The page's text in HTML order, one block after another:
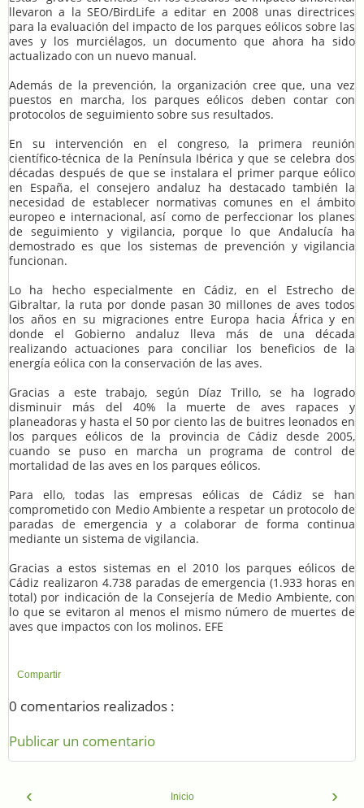
llevaron a la SEO/BirdLife a editar en 2008 unas directrices
para la evaluación del impacto de los parques eólicos sobre las
aves y los murciélagos, un documento que ahora ha sido
actualizado con un nuevo manual.
Además de la prevención, la organización cree que, una vez
puestos en marcha, los parques eólicos deben contar con
protocolos de seguimiento sobre sus resultados.
En su intervención en el congreso, la primera reunión
científico-técnica de la Península Ibérica y que se celebra dos
décadas después de que se instalara el primer parque eólico
en España, el consejero andaluz ha destacado también la
necesidad de establecer normativas comunes en el ámbito
europeo e internacional, así como de perfeccionar los planes
de seguimiento y vigilancia, porque lo que Andalucía ha
demostrado es que los sistemas de prevención y vigilancia
funcionan.
Lo ha hecho especialmente en Cádiz, en el Estrecho de
Gibraltar, la ruta por donde pasan 30 millones de aves todos
los años en su migraciones entre Europa hacia África y en
donde el Gobierno andaluz lleva más de una década
realizando actuaciones para conciliar los beneficios de la
energía eólica con la conservación de las aves.
Gracias a este trabajo, según Díaz Trillo, se ha logrado
disminuir más del 40% la muerte de aves rapaces y
planeadoras y hasta el 50 por ciento las de buitres leonados en
los parques eólicos de la provincia de Cádiz desde 2005,
cuando se puso en marcha un programa de control de
mortalidad de las aves en los parques eólicos.
Para ello, todas las empresas eólicas de Cádiz se han
comprometido con Medio Ambiente a respetar un protocolo de
paradas de emergencia y a colaborar de forma continua
mediante un sistema de vigilancia.
Gracias a estos sistemas en el 2010 los parques eólicos de
Cádiz realizaron 4.738 paradas de emergencia (1.933 horas en
total) por indicación de la Consejería de Medio Ambiente, con
lo que se evitaron al menos el mismo número de muertes de
aves que impactos con los molinos. EFE
Compartir
0 comentarios realizados :
Publicar un comentario
‹ ›
Inicio